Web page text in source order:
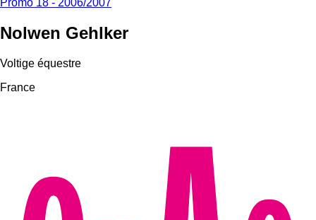
Promo 18 - 2006/2007
Nolwen Gehlker
Voltige équestre
France